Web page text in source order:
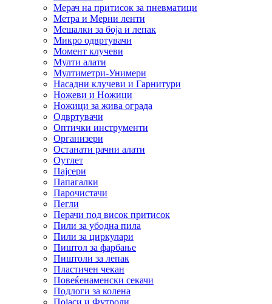
Мерач на притисок за пневматици
Метра и Мерни ленти
Мешалки за боја и лепак
Микро одвртувачи
Момент клучеви
Мулти алати
Мултиметри-Унимери
Насадни клучеви и Гарнитури
Ножеви и Ножици
Ножици за жива ограда
Одвртувачи
Оптички инструменти
Организери
Останати рачни алати
Оутлет
Пајсери
Папагалки
Парочистачи
Пегли
Перачи под висок притисок
Пили за убодна пила
Пили за циркулари
Пиштол за фарбање
Пиштоли за лепак
Пластичен чекан
Повеќенаменски секачи
Подлоги за колена
Појаси и Футроли